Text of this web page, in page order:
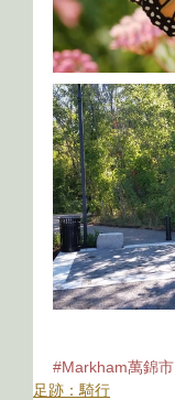
#Markham萬錦市
足跡：騎行